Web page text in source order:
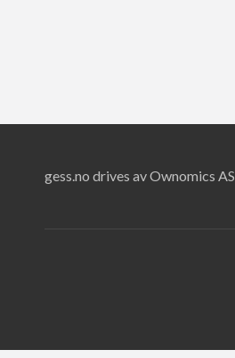
gess.no drives av Ownomics AS